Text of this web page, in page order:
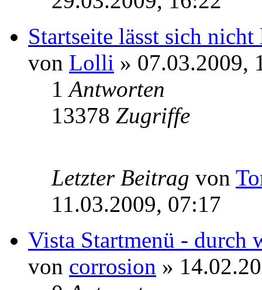
Startseite lässt sich
von Lolli » 07.03.2009,
1Antworten
13378 Zugriffe
Letzter Beitrag von
11.03.2009, 07:17
Vista Startmenü - durch
von corrosion »